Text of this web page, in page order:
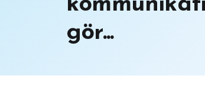
gör...